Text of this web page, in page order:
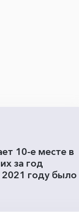
10-е месте в
за год
2021 году было